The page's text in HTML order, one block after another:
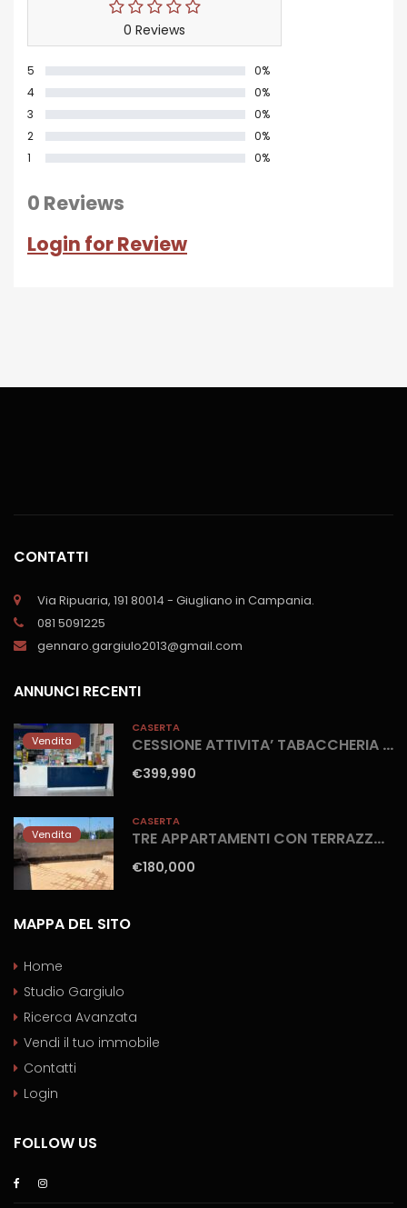
0 Reviews
5
0%
4
0%
3
0%
2
0%
1
0%
0 Reviews
Login for Review
CONTATTI
Via Ripuaria, 191 80014 - Giugliano in Campania.
081 5091225
gennaro.gargiulo2013@gmail.com
ANNUNCI RECENTI
Vendita
CASERTA
CESSIONE ATTIVITA’ TABACCHERIA Marina Di Ischitella-Domitiana
€399,990
Vendita
CASERTA
TRE APPARTAMENTI CON TERRAZZO Castel Volturno-Domitiana
€180,000
MAPPA DEL SITO
Home
Studio Gargiulo
Ricerca Avanzata
Vendi il tuo immobile
Contatti
Login
FOLLOW US